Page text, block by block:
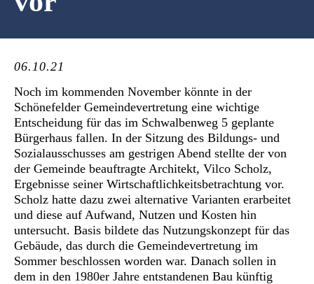
06.10.21
Noch im kommenden November könnte in der
Schönefelder Gemeindevertretung eine wichtige
Entscheidung für das im Schwalbenweg 5 geplante
Bürgerhaus fallen. In der Sitzung des Bildungs- und
Sozialausschusses am gestrigen Abend stellte der von
der Gemeinde beauftragte Architekt, Vilco Scholz,
Ergebnisse seiner Wirtschaftlichkeitsbetrachtung vor.
Scholz hatte dazu zwei alternative Varianten erarbeitet
und diese auf Aufwand, Nutzen und Kosten hin
untersucht. Basis bildete das Nutzungskonzept für das
Gebäude, das durch die Gemeindevertretung im
Sommer beschlossen worden war. Danach sollen in
dem in den 1980er Jahre entstandenen Bau künftig